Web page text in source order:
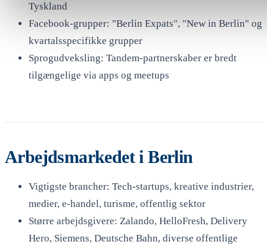
Tyskland
Facebook-grupper: "Berlin Expats", "New in Berlin" og
kvartalsspecifikke grupper
Sprogudveksling: Tandem-partnerskaber er bredt
tilgængelige via apps og meetups
Arbejdsmarkedet i Berlin
Vigtigste brancher: Tech-startups, kreative industrier,
medier, e-handel, turisme, offentlig sektor
Større arbejdsgivere: Zalando, HelloFresh, Delivery
Hero, Siemens, Deutsche Bahn, diverse offentlige